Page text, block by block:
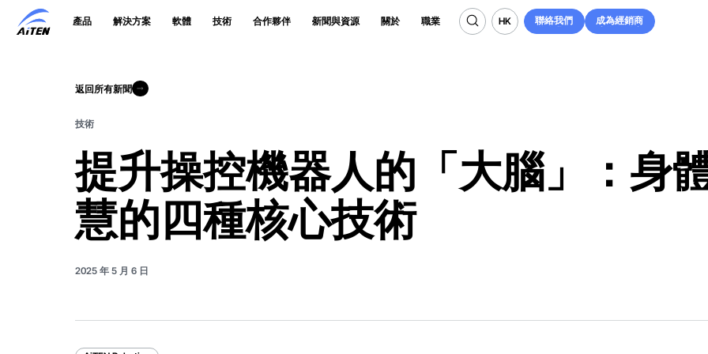
產品 解決方案 軟體 技術 合作夥伴 新聞與資源 關於 職業
HK
HK
聯絡我們
聯絡我們
成為經銷商
成為經銷商
返回所有新聞
技術
提升操控機器人的「大腦」：身
慧的四種核心技術
2025 年 5 月 6 日